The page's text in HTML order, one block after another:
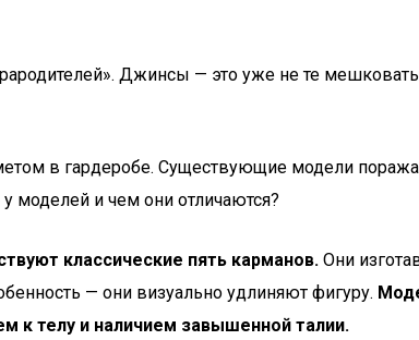
Джинсы — это уже не те
в гардеробе. Существующие модели
моделей и чем они отличаются?
классические пять карманов. Они
— они визуально удлиняют фигуру.
к телу и наличием завышенной талии.